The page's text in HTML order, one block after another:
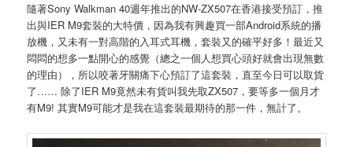
隨著Sony Walkman 40週年推出的NW-ZX507在香港接受預訂，推
出與IER M9套裝的大特價，因為我有興趣買一部Android系統的播
放機，又未有一對高階的入耳式耳機，套裝又的確平好多！最近又
悶悶的想多一點開心的感覺（總之一個人想買心頭好就會出現無數
的理由），所以咬著牙關痛下心預訂了這套裝，直至今日可以取貨
了…… 除了IER M9竟然未有貨叫我先取ZX507，要等多一個月才
有M9! 其實M9可能才是我在這套裝最期待的那一件，無計了。